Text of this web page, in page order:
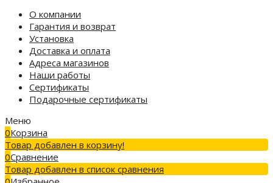
О компании
Гарантия и возврат
Установка
Доставка и оплата
Адреса магазинов
Наши работы
Сертификаты
Подарочные сертификаты
Меню
0Корзина
Товар добавлен в корзину!
0Сравнение
Товар добавлен в список сравнения